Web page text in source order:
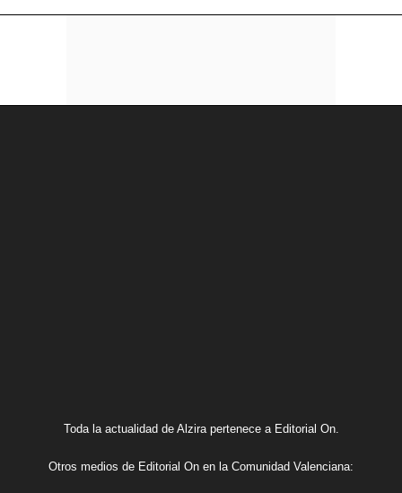
Toda la actualidad de Alzira pertenece a Editorial On.
Otros medios de Editorial On en la Comunidad Valenciana: